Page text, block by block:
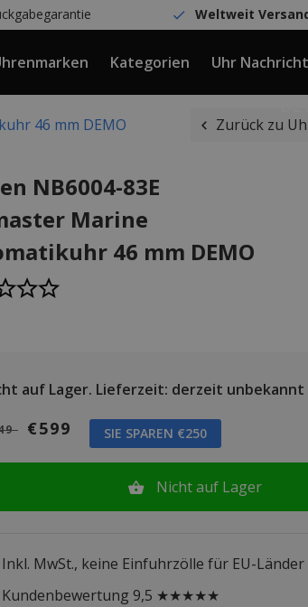
Weltweit
Kategorien Uhr
46 mm DEMO Zurück zu
NB6004-83E
Marine
46 mm DEMO
auf Lager. Lieferzeit: derzeit unbekannt
€599 SIE SPAREN €250
Nicht auf Lager
Inkl. MwSt., keine Einfuhrzölle für EU-Länder
Kundenbewertung 9,5 ★★★★★